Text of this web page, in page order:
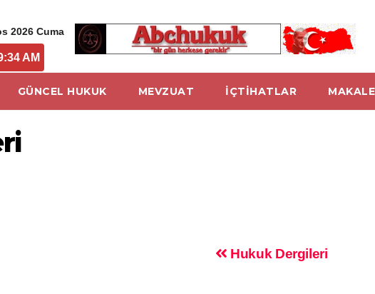
2026 Cuma
AM
GÜNCEL HUKUK MEVZUAT İÇTİHATLAR
Hukuk Dergileri